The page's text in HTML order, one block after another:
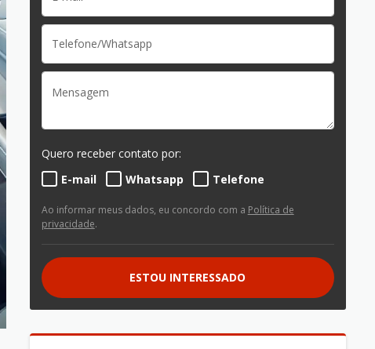
Quero receber contato por:
E-mail
Whatsapp Telefone
Ao informar meus dados, eu concordo com a Política de
privacidade.
ESTOU INTERESSADO